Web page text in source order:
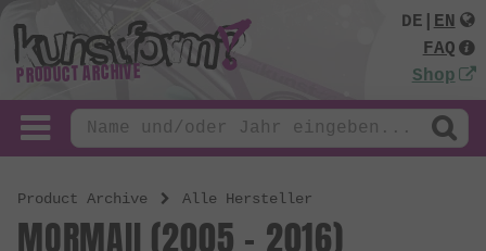
PRODUCT ARCHIVE
DE
EN
FAQ
Shop
Product Archive Alle Hersteller
MORMAII (2005 - 2016)